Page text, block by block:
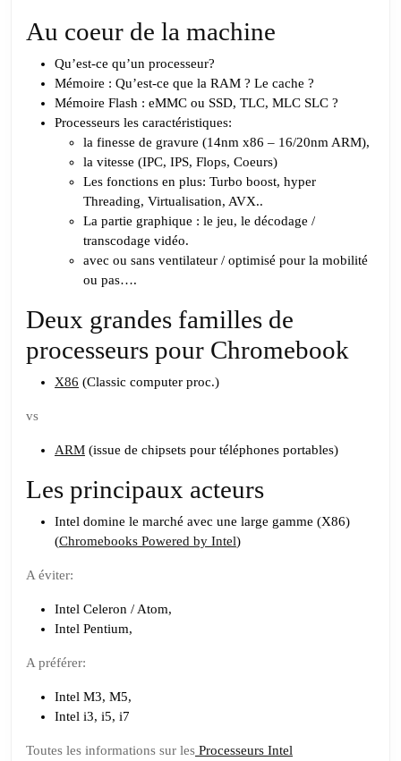
Au coeur de la machine
Qu’est-ce qu’un processeur?
Mémoire : Qu’est-ce que la RAM ? Le cache ?
Mémoire Flash : eMMC ou SSD, TLC, MLC SLC ?
Processeurs les caractéristiques:
la finesse de gravure (14nm x86 – 16/20nm ARM),
la vitesse (IPC, IPS, Flops, Coeurs)
Les fonctions en plus: Turbo boost, hyper
Threading, Virtualisation, AVX..
La partie graphique : le jeu, le décodage /
transcodage vidéo.
avec ou sans ventilateur / optimisé pour la mobilité
ou pas….
Deux grandes familles de
processeurs pour Chromebook
X86 (Classic computer proc.)
vs
ARM (issue de chipsets pour téléphones portables)
Les principaux acteurs
Intel domine le marché avec une large gamme (X86)
(Chromebooks Powered by Intel)
A éviter:
Intel Celeron / Atom,
Intel Pentium,
A préférer:
Intel M3, M5,
Intel i3, i5, i7
Toutes les informations sur les Processeurs Intel